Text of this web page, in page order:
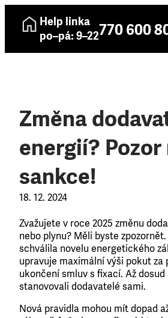
Help linka
po–pá: 9–22770 600
Změna
energií? Pozor
sankce!
18. 12. 2024
Zvažujete v roce 2025 změnu
nebo plynu? Měli byste
schválila novelu energetického
upravuje maximální výši pokut za
ukončení smluv s fixací. Až
stanovovali dodavatelé sami.
Nová pravidla mohou mít dopad